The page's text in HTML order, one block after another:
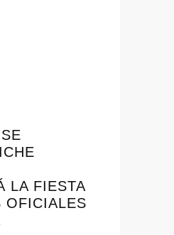
LA FIESTA
OFICIALES